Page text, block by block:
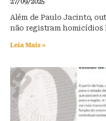
Além de Paulo Jacinto,
não registram homicídios
Leia Mais »